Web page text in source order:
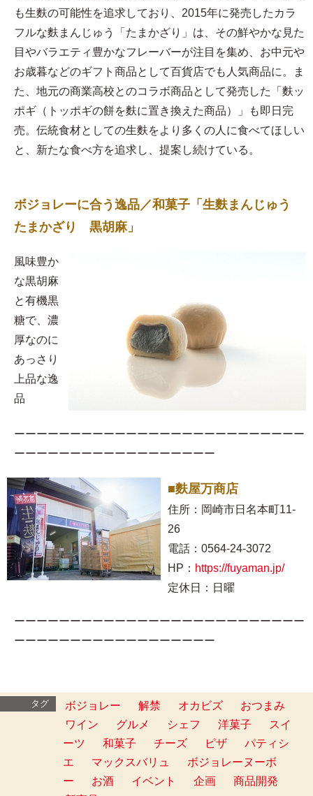
も生麩の可能性を追求しており、2015年に発売したカラ
フルな麩まんじゅう「たまかざり」は、その鮮やかな見た
目やバラエティ豊かなフレーバーが注目を集め、お中元や
お歳暮などのギフト商品として百貨店でも人気商品に。ま
た、地元の商業高校とのコラボ商品として発売した「麩ッ
ポギ（トッポギの餅を麩に置き換えた商品）」も即日完
売。伝統食材としての生麩をより多くの人に食べてほしい
と、新たな食べ方を追求し、提案し続けている。
ボジョレーに合う逸品／和菓子「生麩まんじゅう
たまかざり 黒胡麻」
風味豊か
な黒胡麻
と有機黒
糖で、濃
厚なのに
あっさり
上品な逸
品
ーーーーーーーーーーーーーーーーーーーーーーーーーー
ーーーーーーーーーーーーーーーーーー
■麩屋万商店
住所：岡崎市日名本町11-
26
電話：0564-24-3072
HP： https://fuyaman.jp/
定休日：日曜
ーーーーーーーーーーーーーーーーーーーーーーーーーー
ーーーーーーーーーーーーーーーーーー
タグ ボジョレー 解禁 オカビズ
おつまみ
ワイン
グルメ シェフ 洋菓子
スイ
ーツ
和菓子 チーズ ピザ
パティシ
エ
マックスバリュ
ボジョレーヌーボ
ー
お酒 イベント 企画
商品開発